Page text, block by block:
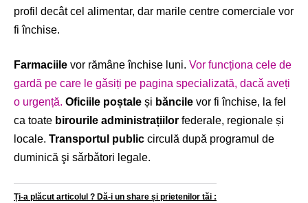
profil decât cel alimentar, dar marile centre comerciale vor
fi închise.
Farmaciile vor rămâne închise luni. Vor funcționa cele de
gardă pe care le gǎsiți pe pagina specializată, dacǎ aveți
o urgență. Oficiile poștale și băncile vor fi închise, la fel
ca toate birourile administrațiilor federale, regionale și
locale. Transportul public circulă după programul de
duminică şi sǎrbǎtori legale.
Ți-a plăcut articolul ? Dă-i un share și prietenilor tăi :